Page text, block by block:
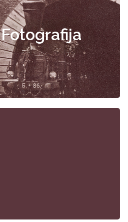
Fotografija